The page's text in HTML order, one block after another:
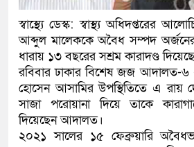
লতিফ
স্বাস্থ্যে ডেস্ক: স্বাস্থ্য অধিদপ্তরের
আব্দুল মালেককে অবৈধ সম্পদ
ধারায় ১৩ বছরের সশ্রম কারাদণ্ড
রবিবার ঢাকার বিশেষ জজ আদালত-৬
হোসেন আসামির উপস্থিতিতে এ রায়
সাজা পরোয়ানা দিয়ে তাকে
দিয়েছেন আদালত।
২০২১ সালের ১৫ ফেব্রুয়ারি